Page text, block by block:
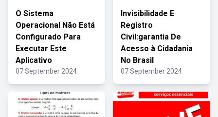
O Sistema
Operacional Não Está
Configurado Para
Executar Este
Aplicativo
07 September 2024
Invisibilidade E
Registro
Civil:garantia De
Acesso à Cidadania
No Brasil
07 September 2024